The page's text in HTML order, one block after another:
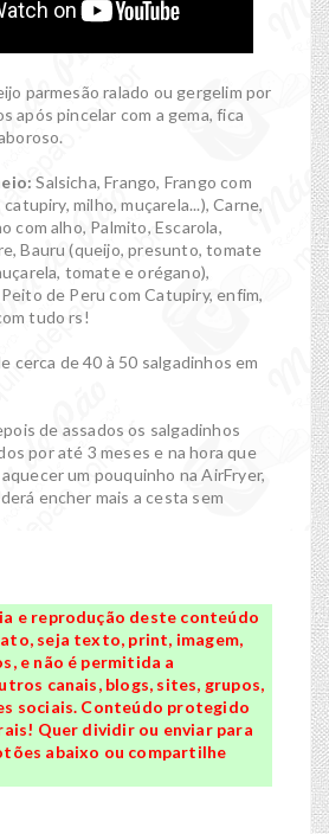
parmesão ralado ou gergelim por
após pincelar com a gema, fica
Salsicha, Frango, Frango com
milho, muçarela...), Carne,
com alho, Palmito, Escarola,
Bauru (queijo, presunto, tomate
tomate e orégano),
de Peru com Catupiry, enfim,
tudo rs!
cerca de 40 à 50 salgadinhos em
de assados os salgadinhos
por até 3 meses e na hora que
um pouquinho na AirFryer,
encher mais a cesta sem
e reprodução deste conteúdo
seja texto, print, imagem,
e não é permitida a
canais, blogs, sites, grupos,
sociais. Conteúdo protegido
Quer dividir ou enviar para
abaixo ou compartilhe